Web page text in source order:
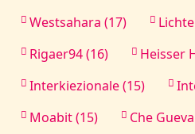
Westsahara (17)
Rigaer94 (16)
Heisser
Interkiezionale (15)
Moabit (15)
Che